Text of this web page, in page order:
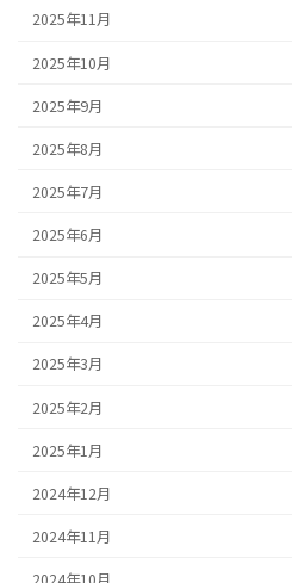
2025年11月
2025年10月
2025年9月
2025年8月
2025年7月
2025年6月
2025年5月
2025年4月
2025年3月
2025年2月
2025年1月
2024年12月
2024年11月